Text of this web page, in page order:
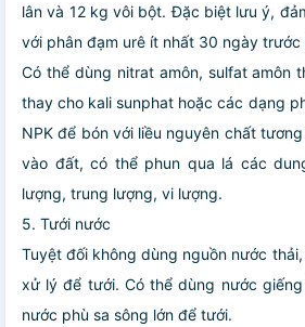
lân và 12 kg vôi bột. Đặc biệt lưu ý,
với phân đạm urê ít nhất 30 ngày trước
Có thể dùng nitrat amôn, sulfat amôn
thay cho kali sunphat hoặc các dạng
NPK để bón với liều nguyên chất
vào đất, có thể phun qua lá các
lượng, trung lượng, vi lượng.
5. Tưới nước
Tuyệt đối không dùng nguồn nước
xử lý để tưới. Có thể dùng nước
nước phù sa sông lớn để tưới.